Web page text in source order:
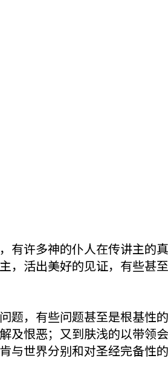
有许多神的仆人在传讲主的
活出美好的见证，有些甚
，有些问题甚至是根基性
及恨恶；又到肤浅的以带领
世界分别和对圣经完备性